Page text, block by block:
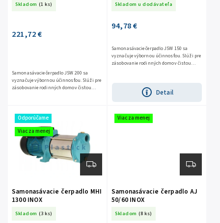
Skladom (1 ks)
221,72 €
Samonasávacie čerpadlo JSW 200 sa
vyznačuje výbornou účinnosťou. Slúži pre
zásobovanie rodinných domov čistou
Skladom u dodávateľa
94,78 €
Detail
Samonasávacie čerpadlo JSW 150 sa
vyznačuje výbornou účinnosťou. Slúži pre
zásobovanie rodinných domov čistou
Odporúčame
Viac za menej
Samonasávacie čerpadlo MHI
1300 INOX
Skladom (3 ks)
Viac za menej
Samonasávacie čerpadlo AJ
50/60 INOX
Skladom (8 ks)